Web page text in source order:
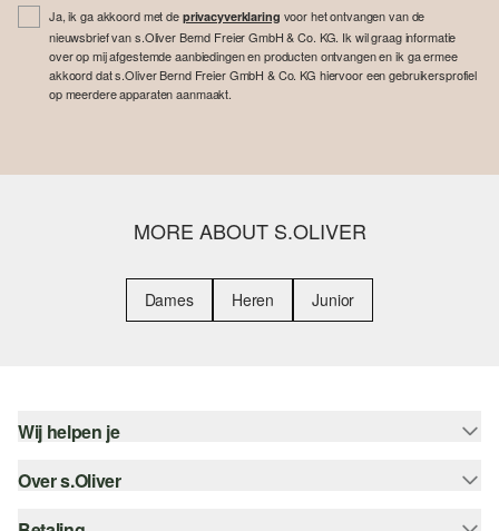
Ja, ik ga akkoord met de privacyverklaring voor het ontvangen van de
nieuwsbrief van s.Oliver Bernd Freier GmbH & Co. KG. Ik wil graag informatie
over op mij afgestemde aanbiedingen en producten ontvangen en ik ga ermee
akkoord dat s.Oliver Bernd Freier GmbH & Co. KG hiervoor een gebruikersprofiel
op meerdere apparaten aanmaakt.
MORE ABOUT S.OLIVER
Dames Heren Junior
Wij helpen je
Help - FAQ
Maattabel
Over s.Oliver